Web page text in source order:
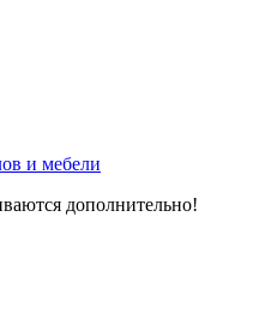
и мебели
дополнительно!